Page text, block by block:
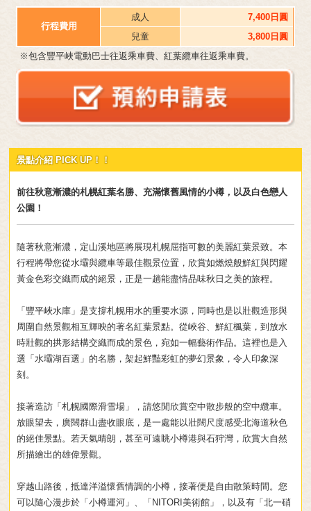
行程費用
成人
7,400日圓
兒童
3,800日圓
※包含豐平峽電動巴士往返乘車費、紅葉纜車往返乘車費。
景點介紹 PICK UP！！
前往秋意漸濃的札幌紅葉名勝、充滿懷舊風情的小樽，以及白色戀人
公園！
隨著秋意漸濃，定山溪地區將展現札幌屈指可數的美麗紅葉景致。本
行程將帶您從水壩與纜車等最佳觀景位置，欣賞如燃燒般鮮紅與閃耀
黃金色彩交織而成的絕景，正是一趟能盡情品味秋日之美的旅程。
「豐平峽水庫」是支撐札幌用水的重要水源，同時也是以壯觀造形與
周圍自然景觀相互輝映的著名紅葉景點。從峽谷、鮮紅楓葉，到放水
時壯觀的拱形結構交織而成的景色，宛如一幅藝術作品。這裡也是入
選「水壩湖百選」的名勝，架起鮮豔彩虹的夢幻景象，令人印象深
刻。
接著造訪「札幌國際滑雪場」，請悠閒欣賞空中散步般的空中纜車。
放眼望去，廣闊群山盡收眼底，是一處能以壯闊尺度感受北海道秋色
的絕佳景點。若天氣晴朗，甚至可遠眺小樽港與石狩灣，欣賞大自然
所描繪出的雄偉景觀。
穿越山路後，抵達洋溢懷舊情調的小樽，接著便是自由散策時間。您
可以隨心漫步於「小樽運河」、「NITORI美術館」，以及有「北一硝